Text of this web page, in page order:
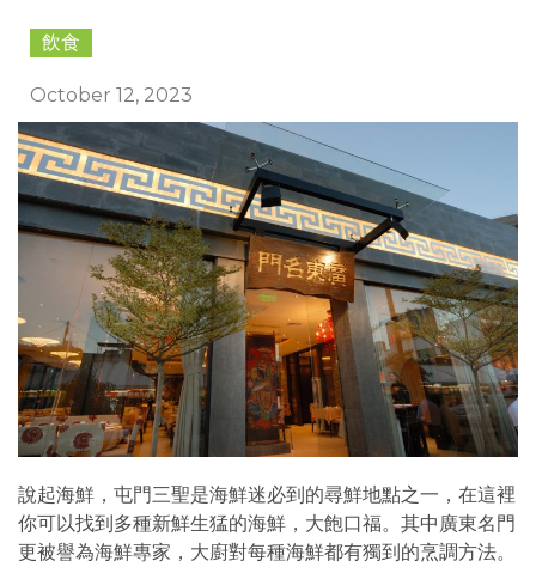
飲食
October 12, 2023
說起海鮮，屯門三聖是海鮮迷必到的尋鮮地點之一，在這裡
你可以找到多種新鮮生猛的海鮮，大飽口福。其中廣東名門
更被譽為海鮮專家，大廚對每種海鮮都有獨到的烹調方法。